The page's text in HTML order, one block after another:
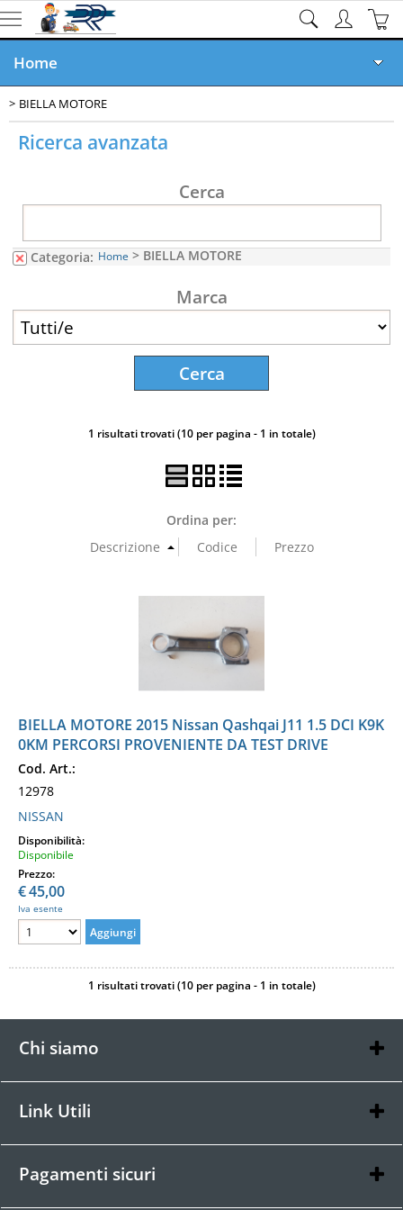
Home
Ricambi online
Veicoli Demoliti
Veicoli in Vendita
Rottamazione GRATIS
BIELLA MOTORE
Ricerca avanzata
Cerca
Categoria: Home > BIELLA MOTORE
Marca
1 risultati trovati (10 per pagina - 1 in totale)
Ordina per:
BIELLA MOTORE 2015 Nissan Qashqai J11 1.5 DCI K9K
0KM PERCORSI PROVENIENTE DA TEST DRIVE
Cod. Art.:
12978
NISSAN
Disponibilità:
Disponibile
Prezzo:
€45,00
Iva esente
1 risultati trovati (10 per pagina - 1 in totale)
Chi siamo
Link Utili
Pagamenti sicuri